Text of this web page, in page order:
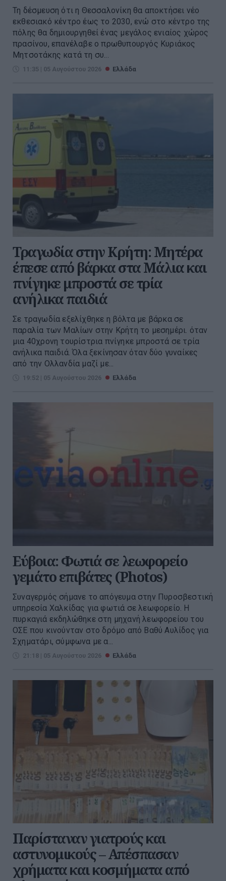
Τη δέσμευση ότι η Θεσσαλονίκη θα αποκτήσει νέο
εκθεσιακό κέντρο έως το 2030, ενώ στο κέντρο της
πόλης θα δημιουργηθεί ένας μεγάλος ενιαίος χώρος
πρασίνου, επανέλαβε ο πρωθυπουργός Κυριάκος
Μητσοτάκης κατά τη συ...
11:35 | 05 Αυγούστου 2026 Ελλάδα
Τραγωδία στην Κρήτη: Μητέρα
έπεσε από βάρκα στα Μάλια και
πνίγηκε μπροστά σε τρία
ανήλικα παιδιά
Σε τραγωδία εξελίχθηκε η βόλτα με βάρκα σε
παραλία των Μαλίων στην Κρήτη το μεσημέρι. όταν
μια 40χρονη τουρίστρια πνίγηκε μπροστά σε τρία
ανήλικα παιδιά. Όλα ξεκίνησαν όταν δύο γυναίκες
από την Ολλανδία μαζί με...
19:52 | 05 Αυγούστου 2026 Ελλάδα
Εύβοια: Φωτιά σε λεωφορείο
γεμάτο επιβάτες (Photos)
Συναγερμός σήμανε το απόγευμα στην Πυροσβεστική
υπηρεσία Χαλκίδας για φωτιά σε λεωφορείο. Η
πυρκαγιά εκδηλώθηκε στη μηχανή λεωφορείου του
ΟΣΕ που κινούνταν στο δρόμο από Βαθύ Αυλίδος για
Σχηματάρι, σύμφωνα με α...
21:18 | 05 Αυγούστου 2026 Ελλάδα
Παρίσταναν γιατρούς και
αστυνομικούς – Απέσπασαν
χρήματα και κοσμήματα από